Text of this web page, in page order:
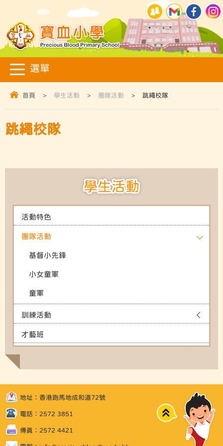
首頁 > 學生活動 > 團隊活動 > 跳繩校隊
跳繩校隊
學生活動
活動特色
團隊活動
基督小先鋒
小女童軍
童軍
訓練活動
才藝班
地址：香港跑馬地成和道72號
電話：2572 3851
傳真：2572 4421
Top